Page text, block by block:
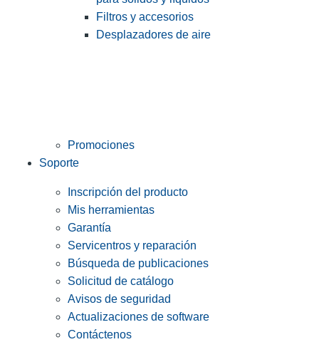
Filtros y accesorios
Desplazadores de aire
Promociones
Soporte
Inscripción del producto
Mis herramientas
Garantía
Servicentros y reparación
Búsqueda de publicaciones
Solicitud de catálogo
Avisos de seguridad
Actualizaciones de software
Contáctenos